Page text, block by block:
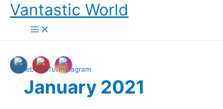
Skip
content
Vantastic World
January 2021